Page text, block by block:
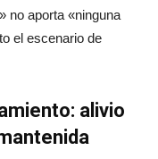
no aporta «ninguna
el escenario de
alivio